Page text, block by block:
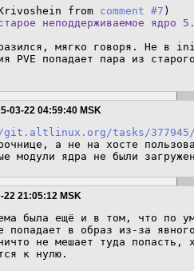
from comment #7
неподдерживаемое
мягко говоря. Не в
PVE попадает пара из
03-22 04:59:40 MSK
tasks/
а не на хосте
модули ядра не были
22 21:05:12 MSK
была ещё и в том, что по
в образ из-за
не мешает туда попасть,
к нулю.